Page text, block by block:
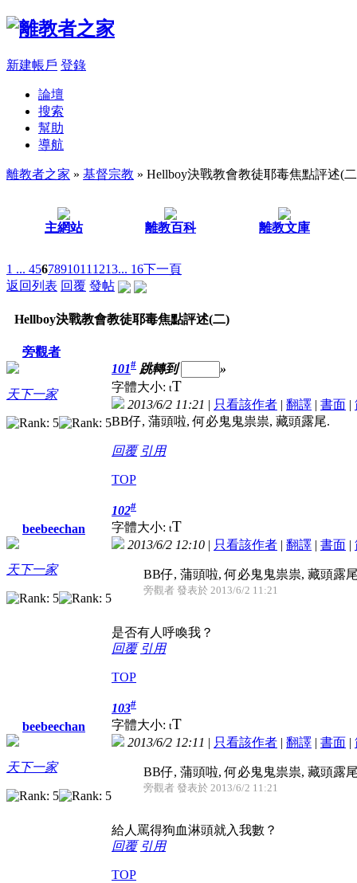
新建帳戶 登錄
論壇
搜索
幫助
導航
離教者之家 » 基督宗教 » Hellboy決戰教會教徒耶毒焦點評述(
主網站 離教百科 離教文庫
1 ... 4567891011 1213... 16下一頁
返回列表 回覆 發帖
Hellboy決戰教會教徒耶毒焦點評述(二)
旁觀者
天下一家
101# 跳轉到
»
字體大小: tT
2013/6/2 11:21 | 只看該作者 | 翻譯 | 書面 |
BB仔, 蒲頭啦, 何必鬼鬼祟祟, 藏頭露尾.
回覆 引用
TOP
beebeechan
天下一家
102#
字體大小: tT
2013/6/2 12:10 | 只看該作者 | 翻譯 | 書面 |
BB仔, 蒲頭啦, 何必鬼鬼祟祟, 藏頭露
旁觀者 發表於 2013/6/2 11:21
是否有人呼喚我？
回覆 引用
TOP
beebeechan
天下一家
103#
字體大小: tT
2013/6/2 12:11 | 只看該作者 | 翻譯 | 書面 |
BB仔, 蒲頭啦, 何必鬼鬼祟祟, 藏頭露
旁觀者 發表於 2013/6/2 11:21
給人罵得狗血淋頭就入我數？
回覆 引用
TOP